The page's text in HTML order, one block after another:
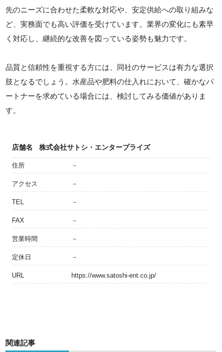
先のニーズに合わせた柔軟な対応や、安定供給への取り組みな
ど、実務面でも高い評価を受けています。業界の変化にも素早
く対応し、継続的な改善を図っている姿勢も魅力です。
品質と信頼性を重視する方には、同社のサービスは有力な選択
肢となるでしょう。水産品や肥料の仕入れにおいて、確かなパ
ートナーを求めている場合には、検討してみる価値がありま
す。
店舗名 株式会社サトシ・エンタープライズ
住所 －
アクセス －
TEL －
FAX －
営業時間 －
定休日 －
URL https://www.satoshi-ent.co.jp/
関連記事